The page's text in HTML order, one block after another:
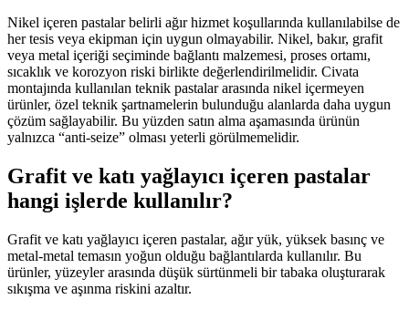
Nikel içeren pastalar belirli ağır hizmet koşullarında kullanılabilse de
her tesis veya ekipman için uygun olmayabilir. Nikel, bakır, grafit
veya metal içeriği seçiminde bağlantı malzemesi, proses ortamı,
sıcaklık ve korozyon riski birlikte değerlendirilmelidir. Civata
montajında kullanılan teknik pastalar arasında nikel içermeyen
ürünler, özel teknik şartnamelerin bulunduğu alanlarda daha uygun
çözüm sağlayabilir. Bu yüzden satın alma aşamasında ürünün
yalnızca “anti-seize” olması yeterli görülmemelidir.
Grafit ve katı yağlayıcı içeren pastalar
hangi işlerde kullanılır?
Grafit ve katı yağlayıcı içeren pastalar, ağır yük, yüksek basınç ve
metal-metal temasın yoğun olduğu bağlantılarda kullanılır. Bu
ürünler, yüzeyler arasında düşük sürtünmeli bir tabaka oluşturarak
sıkışma ve aşınma riskini azaltır.